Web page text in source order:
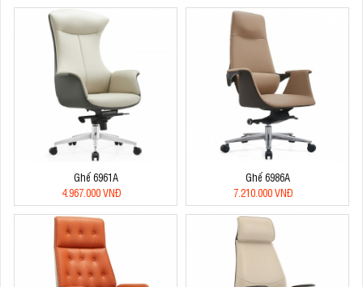
Ghế 6961A
4.967.000 VNĐ
Ghế 6986A
7.210.000 VNĐ